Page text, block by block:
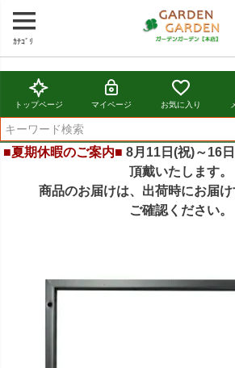
ｶﾃｺﾞﾘ
トップページ マイページ お気に入り
■夏期休暇のご案内■ 8月11日(祝)～16
頂戴いたします。
商品のお届けは、出荷時にお届け
ご確認ください。